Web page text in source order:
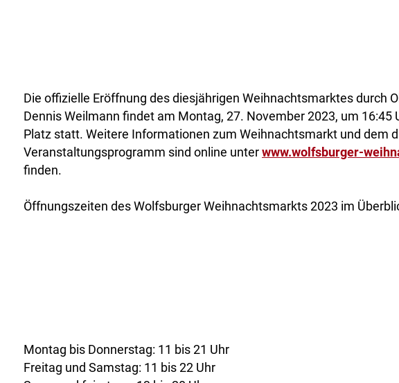
Die offizielle Eröffnung des diesjährigen Weihnachtsmarktes durch
Dennis Weilmann findet am Montag, 27. November 2023, um 16:45
Platz statt. Weitere Informationen zum Weihnachtsmarkt und dem
Veranstaltungsprogramm sind online unter www.wolfsburger-
finden.
Öffnungszeiten des Wolfsburger Weihnachtsmarkts 2023 im
Montag bis Donnerstag: 11 bis 21 Uhr
Freitag und Samstag: 11 bis 22 Uhr